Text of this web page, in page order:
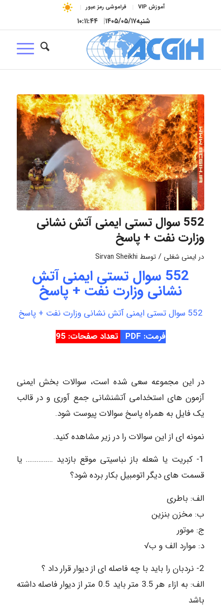
آموزش VIP فراموشی رمز عبور
شنبه۱۴۰۵/۰۵/۱۷| ۱۰:۱۱:۴۵
552 سوال تستی ایمنی آتش نشانی
وزارت نفت + پاسخ
در ایمنی شغلی / توسط Sirvan Sheikhi
552 سوال تستی ایمنی آتش
نشانی وزارت نفت + پاسخ
552 سوال تستی ایمنی آتش نشانی وزارت نفت + پاسخ
فرمت: PDF
تعداد صفحات: 95
در این مجموعه سعی شده است، سوالات بخش ایمنی
آزمون های استخدامی آتشنشانی جمع آوری و در قالب
یک فایل به همراه پاسخ سوالات پیوست شود.
نمونه ای از این سوالات را در زیر مشاهده کنید.
1- کبریت یا شعله باز نباسیتی موقع بازدید …………… یا
قسمت های دیگر اتومبیل بکار برده شود؟
الف: باطری
ب: مخزن بنزین
ج: موتور
د: موارد الف و ب√
2- نردبان را باید با چه فاصله ای از دیوار قرار داد ؟
الف: به ازاء هر 3.5 متر باید 0.5 متر از دیوار فاصله داشته
باشد